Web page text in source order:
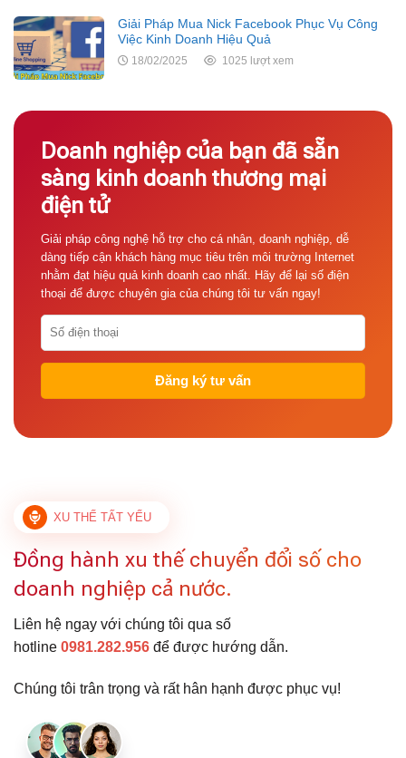
Giải Pháp Mua Nick Facebook Phục Vụ Công
Việc Kinh Doanh Hiệu Quả
18/02/2025 1025 lượt xem
Doanh nghiệp của bạn đã sẵn
sàng kinh doanh thương mại
điện tử
Giải pháp công nghệ hỗ trợ cho cá nhân, doanh nghiệp, dễ
dàng tiếp cận khách hàng mục tiêu trên môi trường Internet
nhằm đạt hiệu quả kinh doanh cao nhất. Hãy để lại số điện
thoại để được chuyên gia của chúng tôi tư vấn ngay!
XU THẾ TẤT YẾU
Đồng hành xu thế chuyển đổi số cho
doanh nghiệp cả nước.
Liên hệ ngay với chúng tôi qua số
hotline 0981.282.956 để được hướng dẫn.
Chúng tôi trân trọng và rất hân hạnh được phục vụ!